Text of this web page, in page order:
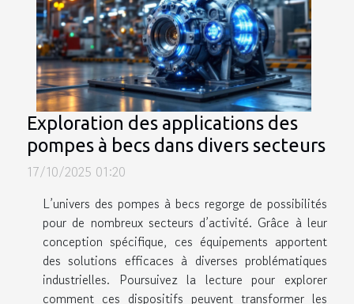
Exploration des applications des
pompes à becs dans divers secteurs
17/10/2025 01:20
L’univers des pompes à becs regorge de possibilités
pour de nombreux secteurs d’activité. Grâce à leur
conception spécifique, ces équipements apportent
des solutions efficaces à diverses problématiques
industrielles. Poursuivez la lecture pour explorer
comment ces dispositifs peuvent transformer les